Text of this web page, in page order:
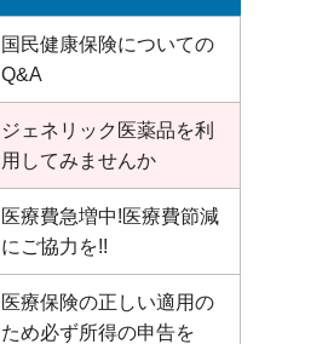
国民健康保険についての
Q&A
ジェネリック医薬品を利
用してみませんか
医療費急増中!医療費節減
にご協力を!!
医療保険の正しい適用の
ため必ず所得の申告を